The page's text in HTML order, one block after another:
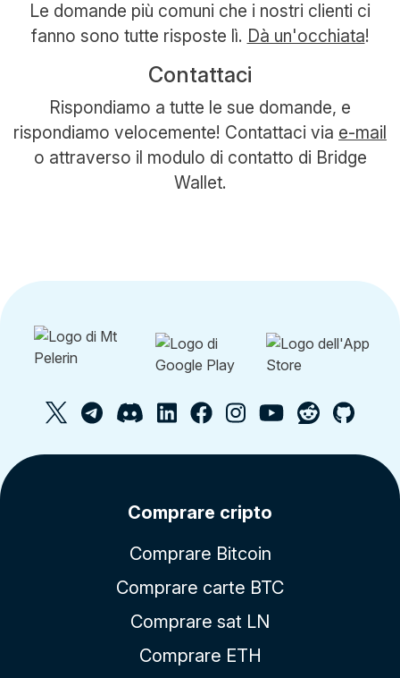
Le domande più comuni che i nostri clienti ci
fanno sono tutte risposte lì. Dà un'occhiata!
Contattaci
Rispondiamo a tutte le sue domande, e
rispondiamo velocemente! Contattaci via e-mail
o attraverso il modulo di contatto di Bridge
Wallet.
Comprare cripto
Comprare Bitcoin
Comprare carte BTC
Comprare sat LN
Comprare ETH